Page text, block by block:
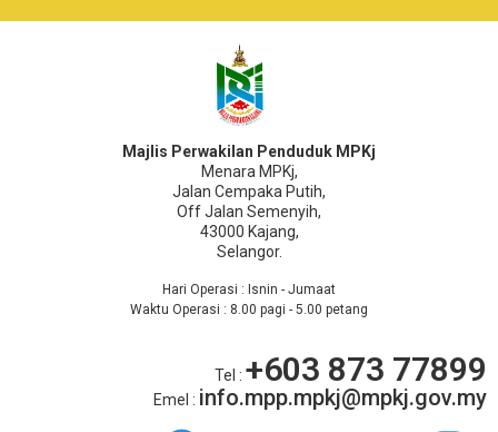
Majlis Perwakilan Penduduk MPKj
Menara MPKj,
Jalan Cempaka Putih,
Off Jalan Semenyih,
43000 Kajang,
Selangor.
Hari Operasi : Isnin - Jumaat
Waktu Operasi : 8.00 pagi - 5.00 petang
Tel : +603 873 77899
Emel : info.mpp.mpkj@mpkj.gov.my